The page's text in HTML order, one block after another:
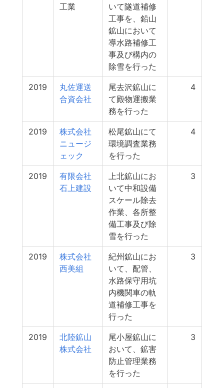
工業
いて隧道補修
工事を、鉛山
鉱山において
導水路補修工
事及び構内の
除雪を行った
2019
丸佐運送
合資会社
尾去沢鉱山に
て殿物運搬業
務を行った
4
2019
株式会社
ニュージ
ェック
松尾鉱山にて
環境調査業務
を行った
4
2019
有限会社
石上建設
上北鉱山にお
いて中和設備
スケール除去
作業、各所整
備工事及び除
雪を行った
3
2019
株式会社
西美組
紀州鉱山にお
いて、配管、
水路保守用坑
内機関車の軌
道補修工事を
行った
3
2019
北陸鉱山
株式会社
尾小屋鉱山に
おいて、鉱害
防止管理業務
を行った
3